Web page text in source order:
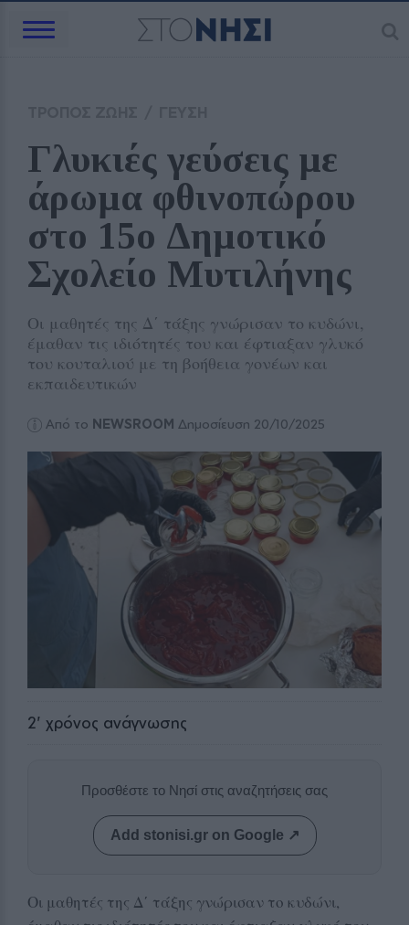
Γλυκιές γεύσεις με
άρωμα φθινοπώρου
στο 15ο Δημοτικό
Σχολείο Μυτιλήνης
Οι μαθητές της Δ΄ τάξης γνώρισαν το κυδώνι,
έμαθαν τις ιδιότητές του και έφτιαξαν γλυκό
του κουταλιού με τη βοήθεια γονέων και
εκπαιδευτικών
Από το NEWSROOM Δημοσίευση 20/10/2025
2' χρόνος ανάγνωσης
Προσθέστε το Νησί στις αναζητήσεις σας
Add stonisi.gr on Google ↗
Οι μαθητές της Δ΄ τάξης γνώρισαν το κυδώνι,